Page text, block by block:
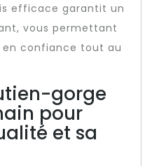
efficace garantit un
vous permettant
en confiance tout au
gorge
pour
et sa